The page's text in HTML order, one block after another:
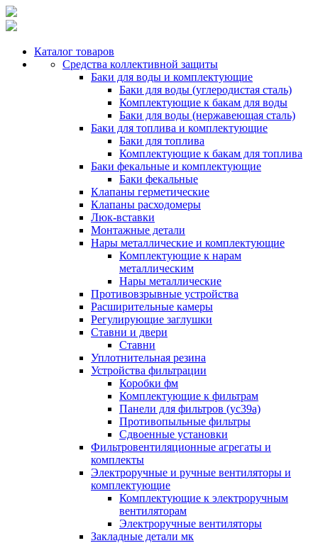
Каталог товаров
Средства коллективной защиты
Баки для воды и комплектующие
Баки для воды (углеродистая сталь)
Комплектующие к бакам для воды
Баки для воды (нержавеющая сталь)
Баки для топлива и комплектующие
Баки для топлива
Комплектующие к бакам для топлива
Баки фекальные и комплектующие
Баки фекальные
Клапаны герметические
Клапаны расходомеры
Люк-вставки
Монтажные детали
Нары металлические и комплектующие
Комплектующие к нарам
металлическим
Нары металлические
Противовзрывные устройства
Расширительные камеры
Регулирующие заглушки
Ставни и двери
Ставни
Уплотнительная резина
Устройства фильтрации
Коробки фм
Комплектующие к фильтрам
Панели для фильтров (ус39а)
Противопыльные фильтры
Сдвоенные установки
Фильтровентиляционные агрегаты и
комплекты
Электроручные и ручные вентиляторы и
комплектующие
Комплектующие к электроручным
вентиляторам
Электроручные вентиляторы
Закладные детали мк